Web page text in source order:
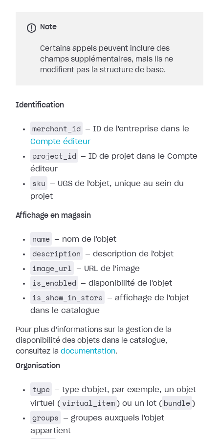
Note
Certains appels peuvent inclure des
champs supplémentaires, mais ils ne
modifient pas la structure de base.
Identification
merchant_id
— ID de l'entreprise dans le
Compte éditeur
project_id
— ID de projet dans le Compte
éditeur
sku
— UGS de l'objet, unique au sein du
projet
Affichage en magasin
name — nom de l'objet
description — description de l'objet
image_url — URL de l'image
is_enabled — disponibilité de l'objet
is_show_in_store
— affichage de l'objet
dans le catalogue
Pour plus d'informations sur la gestion de la
disponibilité des objets dans le catalogue,
consultez la documentation.
Organisation
type
— type d'objet, par exemple, un objet
virtuel ( virtual_item ) ou un lot ( bundle )
groups
— groupes auxquels l'objet
appartient